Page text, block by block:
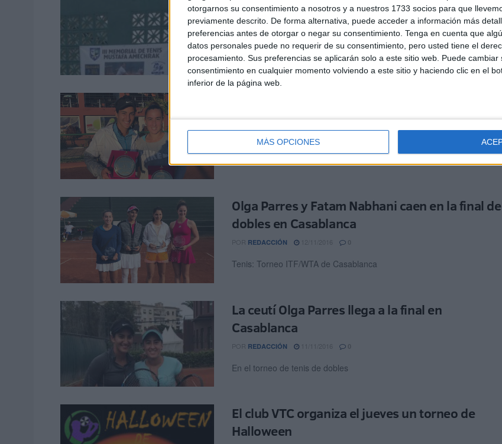
otorgarnos su consentimiento a nosotros y a nuestros 1733 socios para que
previamente descrito. De forma alternativa, puede acceder a información más
preferencias antes de otorgar o negar su consentimiento. Tenga en cuenta que
datos personales puede no requerir de su consentimiento, pero usted tiene el
procesamiento. Sus preferencias se aplicarán solo a este sitio web. Puede
consentimiento en cualquier momento volviendo a este sitio y haciendo clic en el
inferior de la página web.
MÁS OPCIONES
Federación de Tenis
POR REDACCIÓN 30/11/2016 0
Ha sido elegido por unanimidad
subcampeonato en Rabat
REDACCIÓN 19/11/2016
Olga Parres y Fatam Nabhani caen en la final de
dobles en Casablanca
POR REDACCIÓN 0
Tenis: Torneo ITF/WTA de Casablanca
La ceutí Olga Parres llega a la final en
Casablanca
POR REDACCIÓN 0
En el torneo de tenis de dobles
El club VTC organiza el jueves un torneo de
Halloween